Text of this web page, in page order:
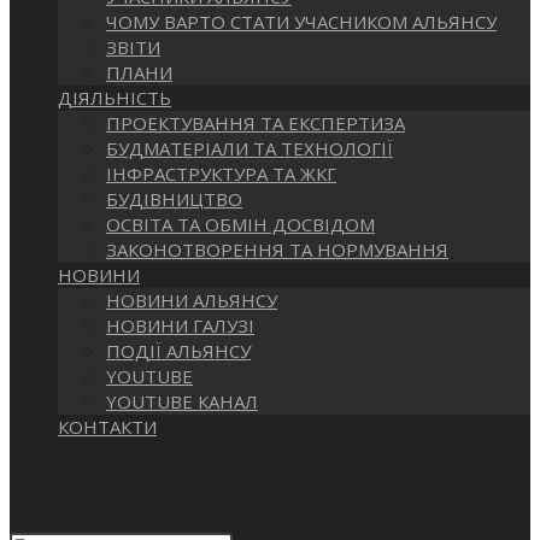
САЙТІ
ЧОМУ ВАРТО СТАТИ УЧАСНИКОМ АЛЬЯНСУ
ЗВІТИ
ПЛАНИ
ДІЯЛЬНІСТЬ
ПРОЕКТУВАННЯ ТА ЕКСПЕРТИЗА
БУДМАТЕРІАЛИ ТА ТЕХНОЛОГІЇ
ІНФРАСТРУКТУРА ТА ЖКГ
БУДІВНИЦТВО
ОСВІТА ТА ОБМІН ДОСВІДОМ
ЗАКОНОТВОРЕННЯ ТА НОРМУВАННЯ
НОВИНИ
НОВИНИ АЛЬЯНСУ
НОВИНИ ГАЛУЗІ
ПОДІЇ АЛЬЯНСУ
YOUTUBE
YOUTUBE КАНАЛ
КОНТАКТИ